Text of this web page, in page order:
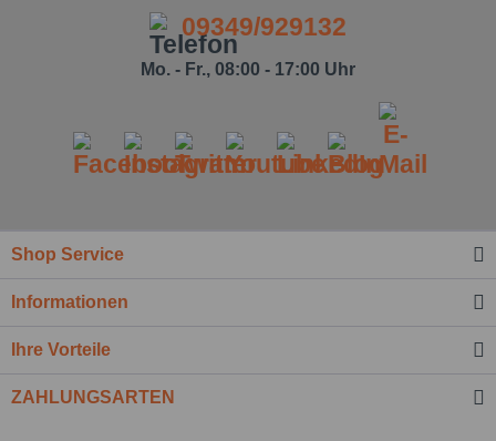
Ich habe die
Kenntnis genommen.*
09349/929132
Mo. - Fr., 08:00 - 17:00 Uhr
Shop Service
Informationen
Ihre Vorteile
ZAHLUNGSARTEN